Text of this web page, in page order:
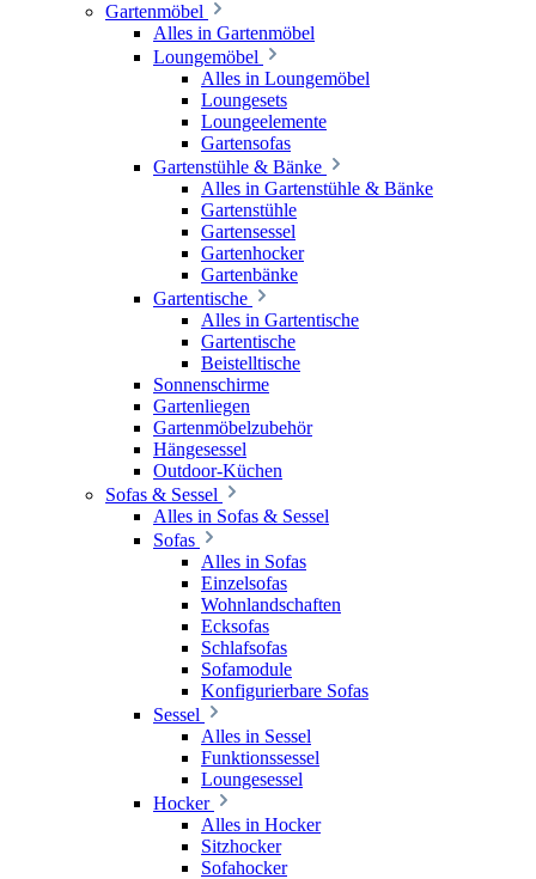
Gartenmöbel
Alles in Gartenmöbel
Loungemöbel
Alles in Loungemöbel
Loungesets
Loungeelemente
Gartensofas
Gartenstühle & Bänke
Alles in Gartenstühle & Bänke
Gartenstühle
Gartensessel
Gartenhocker
Gartenbänke
Gartentische
Alles in Gartentische
Gartentische
Beistelltische
Sonnenschirme
Gartenliegen
Gartenmöbelzubehör
Hängesessel
Outdoor-Küchen
Sofas & Sessel
Alles in Sofas & Sessel
Sofas
Alles in Sofas
Einzelsofas
Wohnlandschaften
Ecksofas
Schlafsofas
Sofamodule
Konfigurierbare Sofas
Sessel
Alles in Sessel
Funktionssessel
Loungesessel
Hocker
Alles in Hocker
Sitzhocker
Sofahocker